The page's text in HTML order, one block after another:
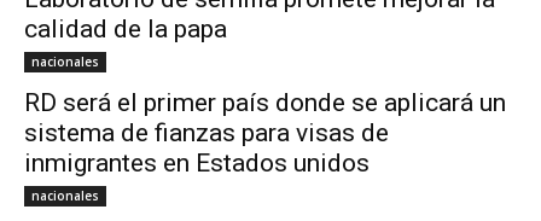
calidad de la papa
nacionales
RD será el primer país donde se aplicará un
sistema de fianzas para visas de
inmigrantes en Estados unidos
nacionales